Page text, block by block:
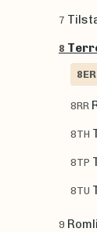
7
8
8ER
8RR
8TH
8TP
8TU
9